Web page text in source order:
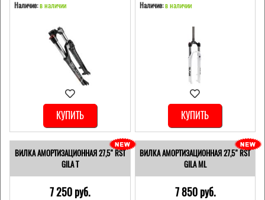
Наличие:в наличии
КУПИТЬ
Наличие: в наличии
КУПИТЬ
ВИЛКА АМОРТИЗАЦИОННАЯ 27,5" RST
GILA T
7 250 pуб.
ВИЛКА АМОРТИЗАЦИОННАЯ 27,5" RST
GILA ML
7 850 pуб.